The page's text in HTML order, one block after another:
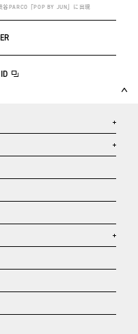
PARCO「POP BY JUN」に出現